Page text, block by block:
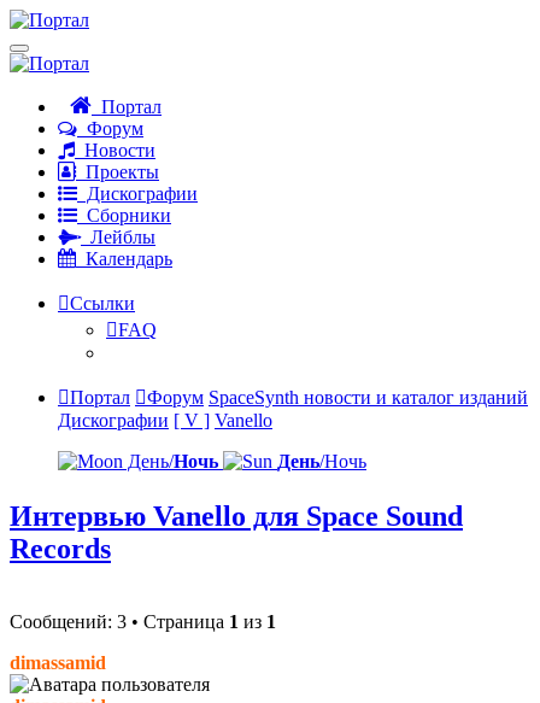
Портал
Форум
Новости
Проекты
Дискографии
Сборники
Лейблы
Календарь
Ссылки
FAQ
Портал Форум SpaceSynth новости и каталог изданий
Дискографии [ V ] Vanello
День/Ночь День/Ночь
Интервью Vanello для Space Sound
Records
Сообщений: 3 • Страница 1 из 1
dimassamid